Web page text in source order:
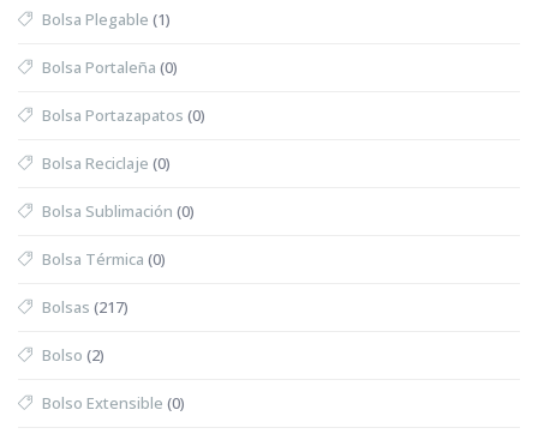
Bolsa Plegable (1)
Bolsa Portaleña (0)
Bolsa Portazapatos (0)
Bolsa Reciclaje (0)
Bolsa Sublimación (0)
Bolsa Térmica (0)
Bolsas (217)
Bolso (2)
Bolso Extensible (0)